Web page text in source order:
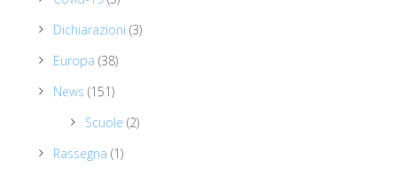
Dichiarazioni (3)
Europa (38)
News (151)
Scuole (2)
Rassegna (1)